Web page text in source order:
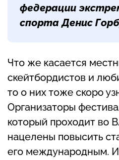
федерации
спорта Денис
Что же касается
скейтбордистов и
то о них тоже скоро
Организаторы
который проходит во
нацелены повысить
его международным.